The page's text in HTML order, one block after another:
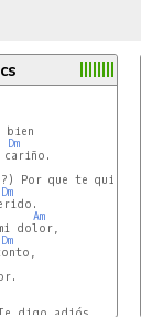
Dm
Dm
Am
dolor,
Dm